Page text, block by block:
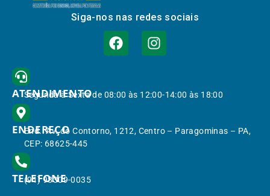
Siga-nos nas redes sociais
ATENDIMENTO
Segunda à Sexta de 08:00 às 12:00-14:00 às 18:00
ENDEREÇO
End.: Av. do Contorno, 1212, Centro – Paragominas – PA,
CEP: 68625-445
TELEFONE
(91) 98309-0035